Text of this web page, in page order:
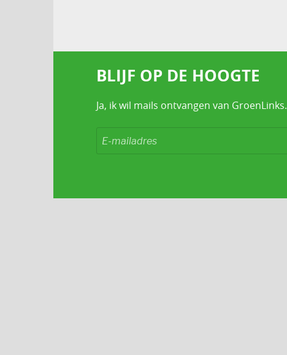
BLIJF OP DE HOOGTE
Ja, ik wil mails ontvangen van GroenLinks.